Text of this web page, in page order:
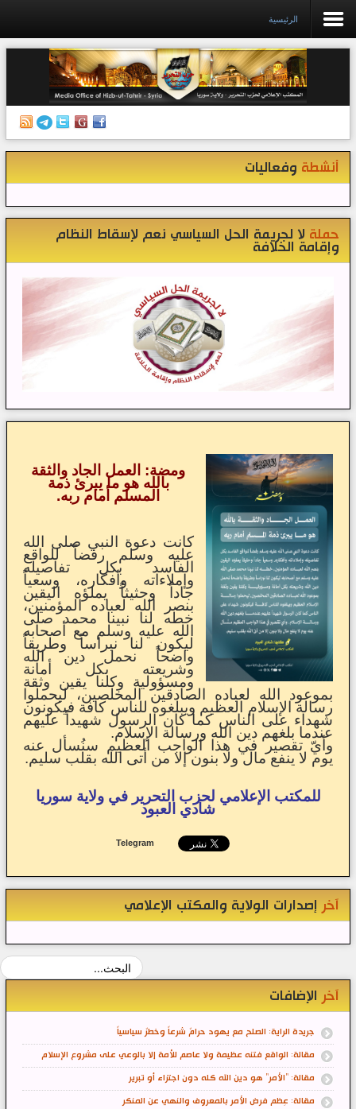
الرئيسية
إصدارات
أنشطة وفعاليات
الكتب
تواصل معنا
إذاعة المكتب/ سوريا
قناتنا على تيليغرام
الرئيسية
أنشطة وفعاليات
حملة لا لجريمة الحل السياسي نعم لإسقاط النظام
وإقامة الخلافة
ومضة: العمل الجاد والثقة
بالله هو ما يبرئ ذمة
المسلم أمام ربه.
كانت دعوة النبي صلى الله
عليه وسلم رفضاً للواقع
الفاسد بكل تفاصيله
وإملاءاته وأفكاره، وسعياً
جاداً وحثيثاً يملؤه اليقين
بنصر الله لعباده المؤمنين،
خطه لنا نبينا محمد صلى
الله عليه وسلم مع أصحابه
ليكون لنا نبراساً وطريقاً
واضحاً نحمل دين الله
وشريعته بكل أمانة
ومسؤولية وكلنا يقين وثقة
بموعود الله لعباده الصادقين المخلصين، ليحملوا
رسالة الإسلام العظيم ويبلغوه للناس كافة فيكونون
شهداء على الناس كما كان الرسول شهيداً عليهم
عندما بلغهم دين الله ورسالة الإسلام.
وأيّ تقصير في هذا الواجب العظيم سنُسأل عنه
يوم لا ينفع مال ولا بنون إلا من أتى الله بقلب سليم.
للمكتب الإعلامي لحزب التحرير في ولاية سوريا
شادي العبود
Telegram
آخر إصدارات الولاية والمكتب الإعلامي
آخر الإضافات
جريدة الراية: الصلح مع يهود حرامٌ شرعاً وخطرٌ سياسياً
مقالة: الواقع فتنه عظيمة ولا عاصم للأمة إلا بالوعي على مشروع الإسلام
مقالة: "الأمر" هو دين الله كله دون اجتزاء أو تبرير
مقالة: عِظم فرض الأمر بالمعروف والنهي عن المنكر